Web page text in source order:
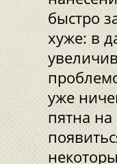
быстро
хуже: в
уже
пятна